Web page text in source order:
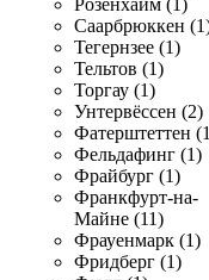
Розенхайм (1)
Саарбрюккен
Тегернзее (1)
Тельтов (1)
Торгау (1)
Унтервёссен (2)
Фатерштеттен
Фельдафинг (1)
Фрайбург (1)
Франкфурт-на-
Майне (11)
Фрауенмарк (1)
Фридберг (1)